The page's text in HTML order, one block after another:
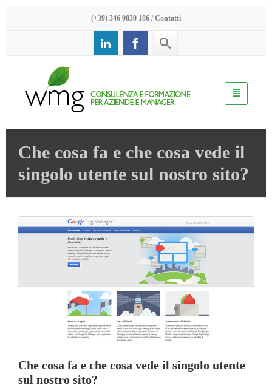
(+39) 346 0830 186 / Contatti
Che cosa fa e che cosa vede il
singolo utente sul nostro sito?
Che cosa fa e che cosa vede il singolo utente
sul nostro sito?